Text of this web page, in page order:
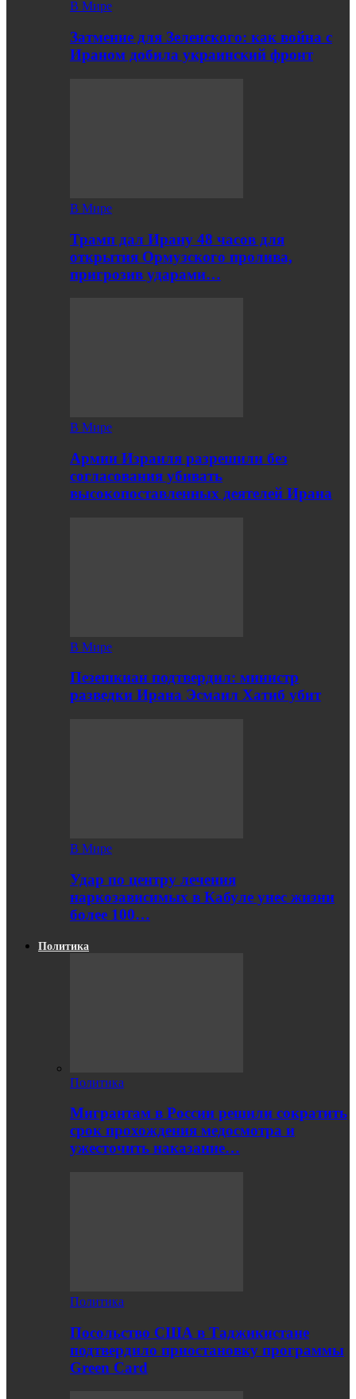
В Мире
Затмение для Зеленского: как война с
Ираном добила украинский фронт
В Мире
Трамп дал Ирану 48 часов для
открытия Ормузского пролива,
пригрозив ударами…
В Мире
Армии Израиля разрешили без
согласования убивать
высокопоставленных деятелей Ирана
В Мире
Пезешкиан подтвердил: министр
разведки Ирана Эсмаил Хатиб убит
В Мире
Удар по центру лечения
наркозависимых в Кабуле унес жизни
более 100…
Политика
Политика
Мигрантам в России решили сократить
срок прохождения медосмотра и
ужесточить наказание…
Политика
Посольство США в Таджикистане
подтвердило приостановку программы
Green Card